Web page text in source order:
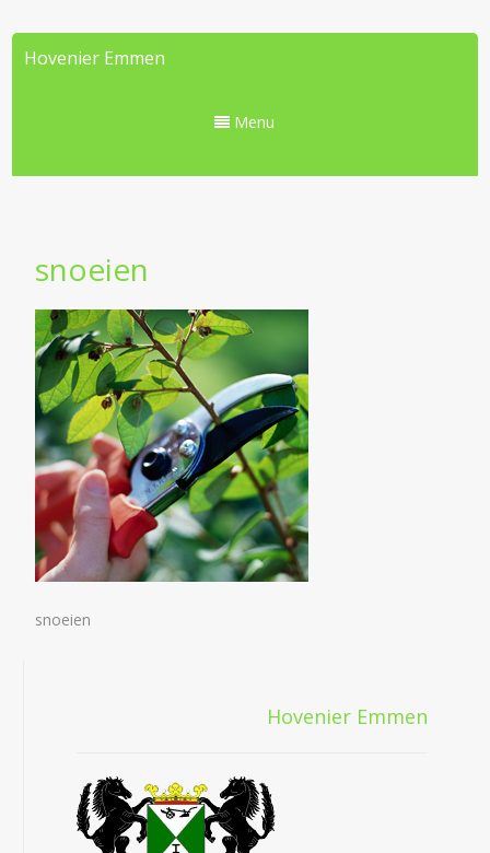
Hovenier Emmen
Menu
snoeien
snoeien
Hovenier Emmen